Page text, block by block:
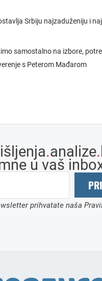
Srbiju najzaduženiju i
samostalno na izbore,
s Peterom Mađarom
.analize.
u vaš
prihvatate naša